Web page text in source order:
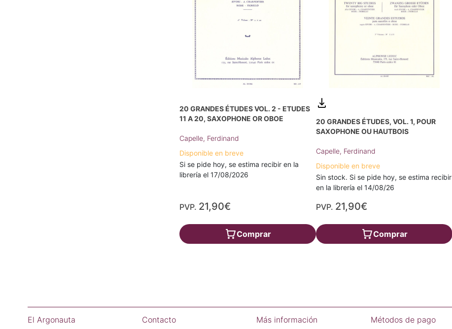
20 GRANDES ÉTUDES VOL. 2 - ETUDES
11 A 20, SAXOPHONE OR OBOE
Capelle, Ferdinand
Disponible en breve
Si se pide hoy, se estima recibir en la
librería el 17/08/2026
PVP. 21,90€
Comprar
20 GRANDES ÉTUDES, VOL. 1, POUR
SAXOPHONE OU HAUTBOIS
Capelle, Ferdinand
Disponible en breve
Sin stock. Si se pide hoy, se estima recibir
en la librería el 14/08/26
PVP. 21,90€
Comprar
El Argonauta Contacto Más información Métodos de pago